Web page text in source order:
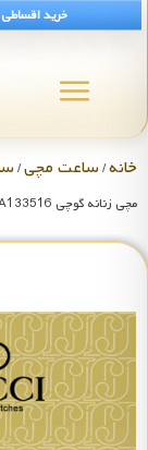
خرید
خانه/ساعت مچی/
مچی زنانه گوچی YA133516